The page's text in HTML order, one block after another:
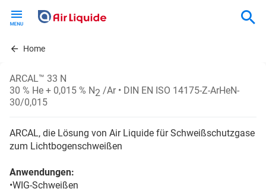
contentHome
ARCAL™ 33 N
30 % He + 0,015 % N2 /Ar • DIN EN ISO 14175-Z-ArHeN-
30/0,015
ARCAL, die Lösung von Air Liquide für Schweißschutzgase
zum Lichtbogenschweißen
Anwendungen:
•WIG-Schweißen